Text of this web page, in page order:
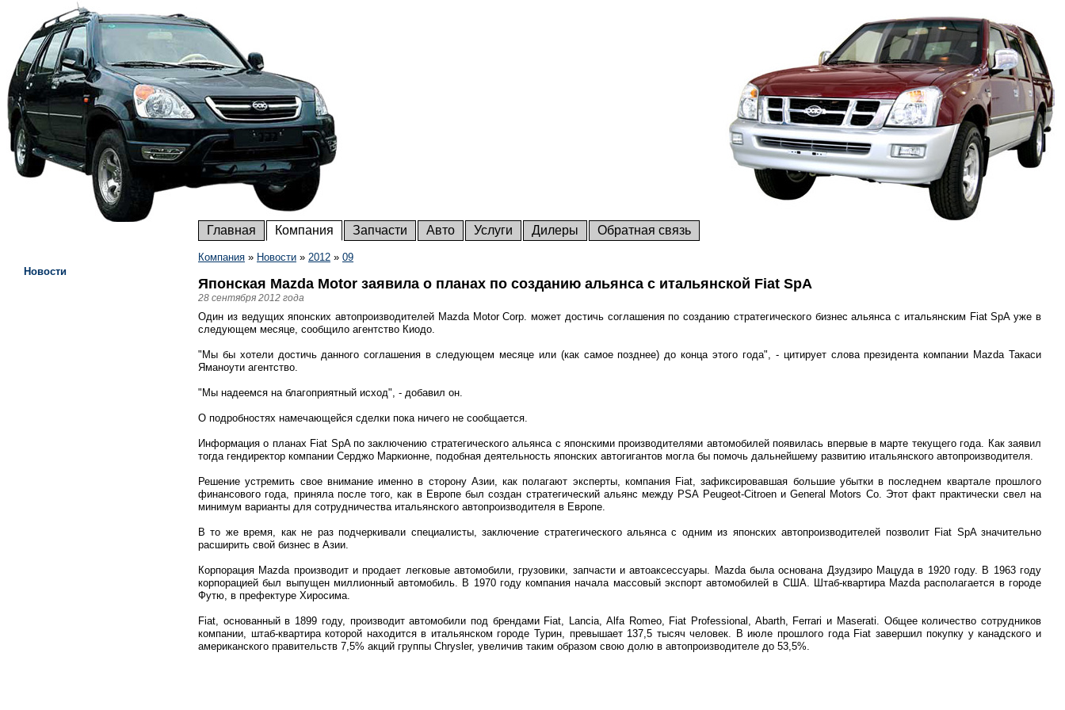
Главная Компания Запчасти Авто Услуги Дилеры Обратная связь
Компания » Новости » 2012 » 09
Японская Mazda Motor заявила о планах по созданию альянса с итальянской Fiat SpA
28 сентября 2012 года
Один из ведущих японских автопроизводителей Mazda Motor Corp. может достичь соглашения по созданию стратегического бизнес альянса с итальянским Fiat SpA уже в
следующем месяце, сообщило агентство Киодо.
"Мы бы хотели достичь данного соглашения в следующем месяце или (как самое позднее) до конца этого года", - цитирует слова президента компании Mazda Такаси
Яманоути агентство.
"Мы надеемся на благоприятный исход", - добавил он.
О подробностях намечающейся сделки пока ничего не сообщается.
Информация о планах Fiat SpA по заключению стратегического альянса с японскими производителями автомобилей появилась впервые в марте текущего года. Как заявил
тогда гендиректор компании Серджо Маркионне, подобная деятельность японских автогигантов могла бы помочь дальнейшему развитию итальянского автопроизводителя.
Решение устремить свое внимание именно в сторону Азии, как полагают эксперты, компания Fiat, зафиксировавшая большие убытки в последнем квартале прошлого
финансового года, приняла после того, как в Европе был создан стратегический альянс между PSA Peugeot-Citroen и General Motors Co. Этот факт практически свел на
минимум варианты для сотрудничества итальянского автопроизводителя в Европе.
В то же время, как не раз подчеркивали специалисты, заключение стратегического альянса с одним из японских автопроизводителей позволит Fiat SpA значительно
расширить свой бизнес в Азии.
Корпорация Mazda производит и продает легковые автомобили, грузовики, запчасти и автоаксессуары. Mazda была основана Дзудзиро Мацуда в 1920 году. В 1963 году
корпорацией был выпущен миллионный автомобиль. В 1970 году компания начала массовый экспорт автомобилей в США. Штаб-квартира Mazda располагается в городе
Футю, в префектуре Хиросима.
Fiat, основанный в 1899 году, производит автомобили под брендами Fiat, Lancia, Alfa Romeo, Fiat Professional, Abarth, Ferrari и Maserati. Общее количество сотрудников
компании, штаб-квартира которой находится в итальянском городе Турин, превышает 137,5 тысяч человек. В июле прошлого года Fiat завершил покупку у канадского и
американского правительств 7,5% акций группы Сhrysler, увеличив таким образом свою долю в автопроизводителе до 53,5%.
Новости